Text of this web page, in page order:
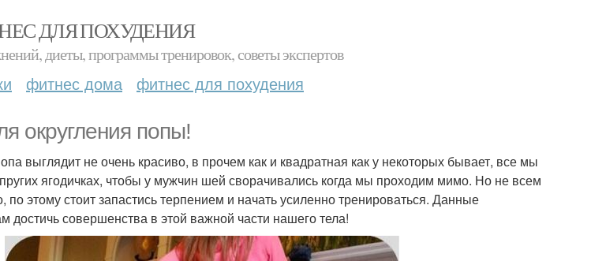
ДЛЯ ПОХУДЕНИЯ
диеты, программы тренировок, советы экспертов
фитнес дома фитнес для похудения
округления попы!
выглядит не очень красиво, в прочем как и квадратная как у некоторых бывает, все мы
ягодичках, чтобы у мужчин шей сворачивались когда мы проходим мимо. Но не всем
по этому стоит запастись терпением и начать усиленно тренироваться. Данные
достичь совершенства в этой важной части нашего тела!